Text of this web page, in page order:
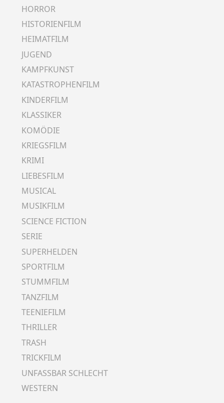
HORROR
HISTORIENFILM
HEIMATFILM
JUGEND
KAMPFKUNST
KATASTROPHENFILM
KINDERFILM
KLASSIKER
KOMÖDIE
KRIEGSFILM
KRIMI
LIEBESFILM
MUSICAL
MUSIKFILM
SCIENCE FICTION
SERIE
SUPERHELDEN
SPORTFILM
STUMMFILM
TANZFILM
TEENIEFILM
THRILLER
TRASH
TRICKFILM
UNFASSBAR SCHLECHT
WESTERN